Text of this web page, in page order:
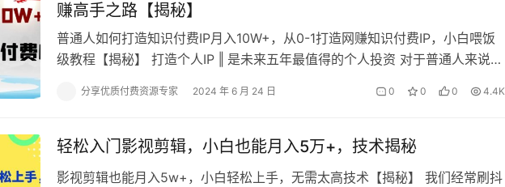
赚高手之路【揭秘】
普通人如何打造知识付费IP月入10W+，从0-1打造网赚知识付费IP，小白喂饭
级教程【揭秘】 打造个人IP ‖ 是未来五年最值得的个人投资 对于普通人来说，
分享优质付费资源专家 2024 年 6 月 24 日 0 0 0 4.4K
轻松入门影视剪辑，小白也能月入5万+，技术揭秘
影视剪辑也能月入5w+，小白轻松上手，无需太高技术【揭秘】 我们经常刷抖